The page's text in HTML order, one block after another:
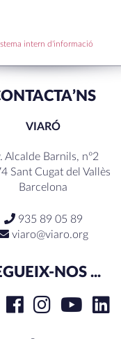
intern d'informació
VIARÓ
Alcalde Barnils, nº2
Sant Cugat del Vallès
Barcelona
935 89 05 89
viaro@viaro.org
NOS ...